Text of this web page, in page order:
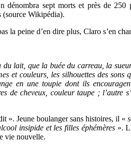
sept morts et près de 250
(source Wikipédia).
la peine d’en dire plus, Claro s’en
lait, que la buée du carreau, la
et couleurs, les silhouettes des sons
en une toupie dont ils
de cheveux, couleur taupe ; l’autre
». Jeune boulanger sans histoires, il «
insipide et les filles éphémères».
vie nouvelle.